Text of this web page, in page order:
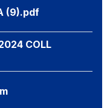
(9).pdf
COLL